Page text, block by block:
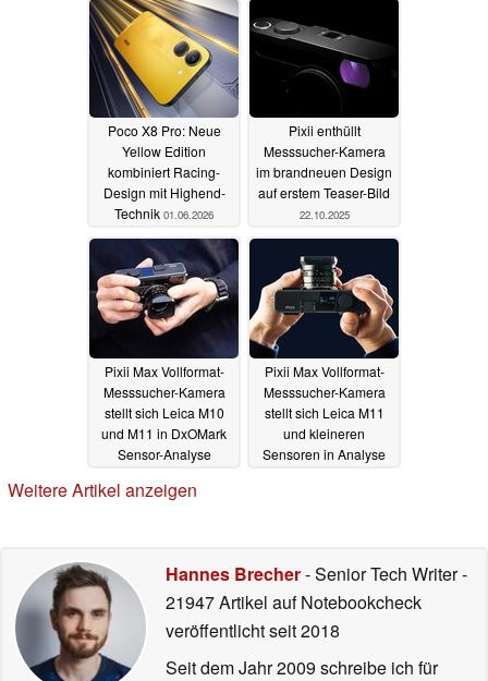
Poco X8 Pro: Neue
Yellow Edition
kombiniert Racing-
Design mit Highend-
Technik 01.06.2026
Pixii enthüllt
Messsucher-Kamera
im brandneuen Design
auf erstem Teaser-Bild
22.10.2025
Pixii Max Vollformat-
Messsucher-Kamera
stellt sich Leica M10
und M11 in DxOMark
Sensor-Analyse
Pixii Max Vollformat-
Messsucher-Kamera
stellt sich Leica M11
und kleineren
Sensoren in Analyse
Weitere Artikel anzeigen
Hannes Brecher- Senior Tech Writer-
21947 Artikel auf Notebookcheck
veröffentlichtseit 2018
Seit dem Jahr 2009 schreibe ich für